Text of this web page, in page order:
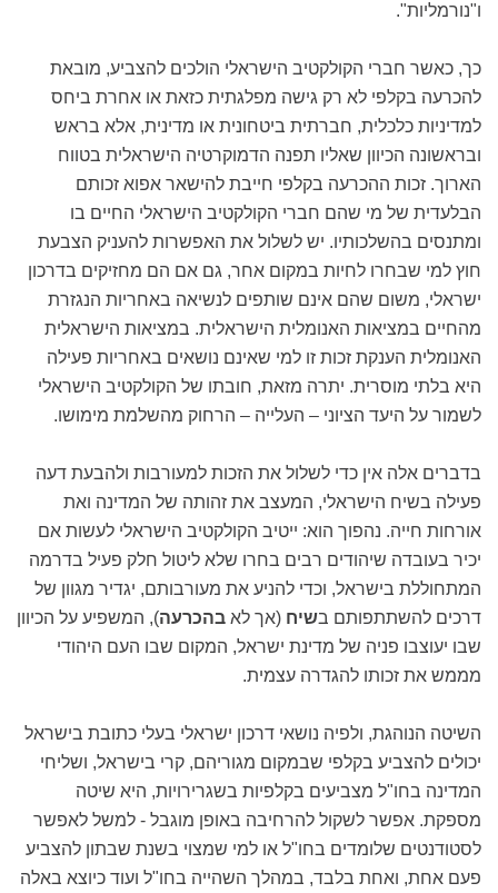
ו"נורמליות".
כך, כאשר חברי הקולקטיב הישראלי הולכים להצביע, מובאת
להכרעה בקלפי לא רק גישה מפלגתית כזאת או אחרת ביחס
למדיניות כלכלית, חברתית ביטחונית או מדינית, אלא בראש
ובראשונה הכיוון שאליו תפנה הדמוקרטיה הישראלית בטווח
הארוך. זכות ההכרעה בקלפי חייבת להישאר אפוא זכותם
הבלעדית של מי שהם חברי הקולקטיב הישראלי החיים בו
ומתנסים בהשלכותיו. יש לשלול את האפשרות להעניק הצבעת
חוץ למי שבחרו לחיות במקום אחר, גם אם הם מחזיקים בדרכון
ישראלי, משום שהם אינם שותפים לנשיאה באחריות הנגזרת
מהחיים במציאות האנומלית הישראלית. במציאות הישראלית
האנומלית הענקת זכות זו למי שאינם נושאים באחריות פעילה
היא בלתי מוסרית. יתרה מזאת, חובתו של הקולקטיב הישראלי
לשמור על היעד הציוני – העלייה – הרחוק מהשלמת מימושו.
בדברים אלה אין כדי לשלול את הזכות למעורבות ולהבעת דעה
פעילה בשיח הישראלי, המעצב את זהותה של המדינה ואת
אורחות חייה. נהפוך הוא: ייטיב הקולקטיב הישראלי לעשות אם
יכיר בעובדה שיהודים רבים בחרו שלא ליטול חלק פעיל בדרמה
המתחוללת בישראל, וכדי להניע את מעורבותם, יגדיר מגוון של
דרכים להשתתפותם בשיח (אך לא בהכרעה), המשפיע על הכיוון
שבו יעוצבו פניה של מדינת ישראל, המקום שבו העם היהודי
מממש את זכותו להגדרה עצמית.
השיטה הנוהגת, ולפיה נושאי דרכון ישראלי בעלי כתובת בישראל
יכולים להצביע בקלפי שבמקום מגוריהם, קרי בישראל, ושליחי
המדינה בחו"ל מצביעים בקלפיות בשגרירויות, היא שיטה
מספקת. אפשר לשקול להרחיבה באופן מוגבל - למשל לאפשר
לסטודנטים שלומדים בחו"ל או למי שמצוי בשנת שבתון להצביע
פעם אחת, ואחת בלבד, במהלך השהייה בחו"ל ועוד כיוצא באלה